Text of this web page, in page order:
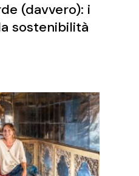
(davvero): i
sostenibilità